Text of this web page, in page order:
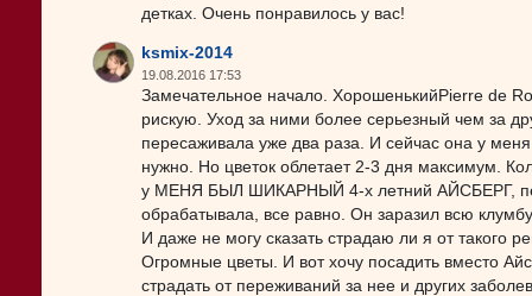
детках. Очень понравилось у вас!
ksmix-2014
19.08.2016 17:53
Замечательное начало. ХорошенькийPierre de
рискую. Уход за ними более серьезный чем за
пересаживала уже два раза. И сейчас она у
нужно. Но цветок облетает 2-3 дня максимум.
у МЕНЯ БЫЛ ШИКАРНЫЙ 4-х летний АЙСБЕРГ,
обрабатывала, все равно. Он заразил всю
И даже не могу сказать страдаю ли я от
Огромные цветы. И вот хочу посадить вместо
страдать от переживаний за нее и других